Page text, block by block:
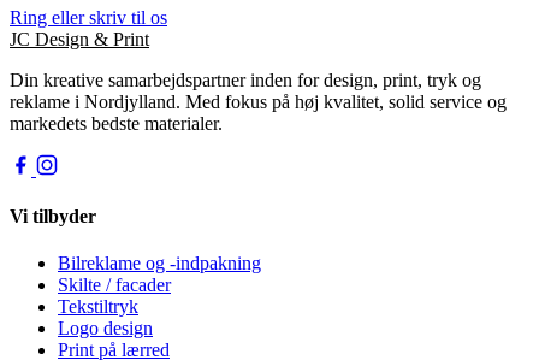
Ring eller skriv til os
JC Design & Print
Din kreative samarbejdspartner inden for design, print, tryk og
reklame i Nordjylland. Med fokus på høj kvalitet, solid service og
markedets bedste materialer.
Vi tilbyder
Bilreklame og -indpakning
Skilte / facader
Tekstiltryk
Logo design
Print på lærred